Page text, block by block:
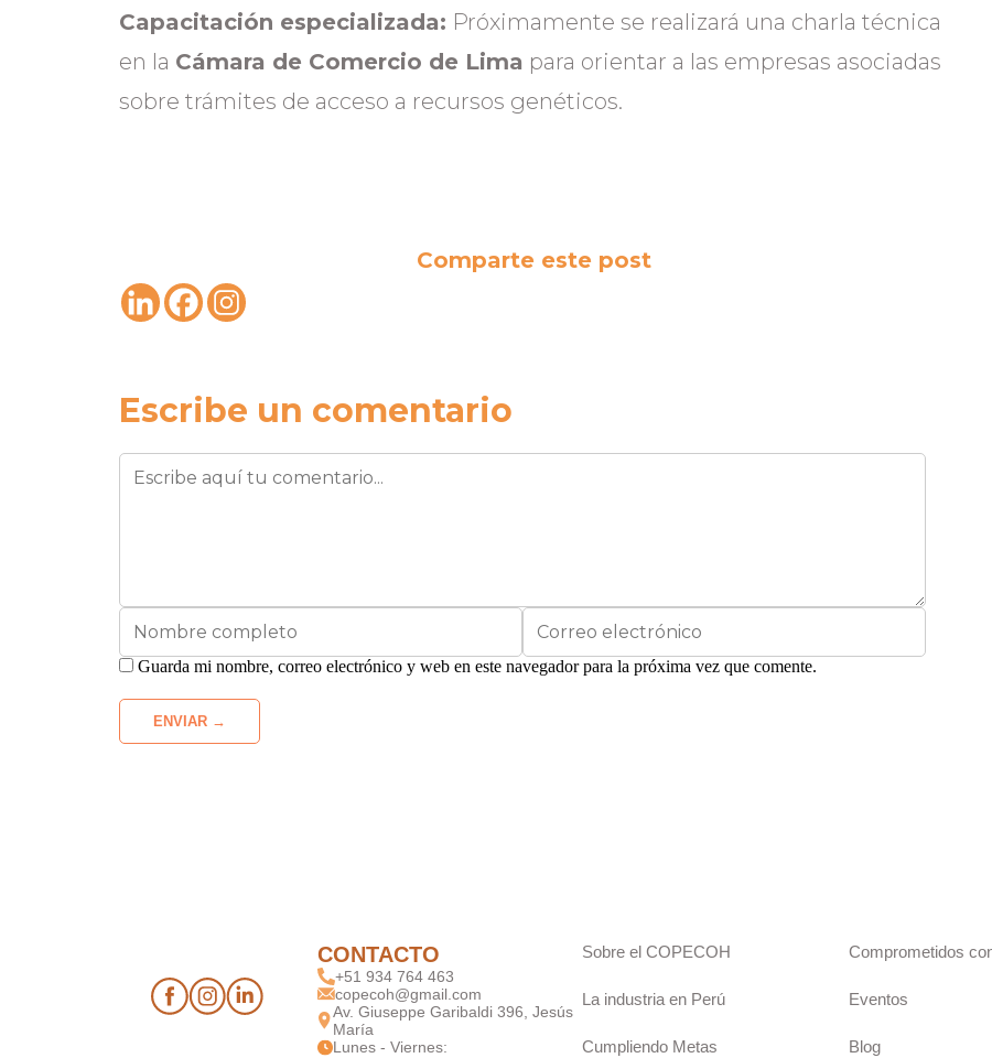
Capacitación especializada: Próximamente se realizará una charla técnica
en la Cámara de Comercio de Lima para orientar a las empresas asociadas
sobre trámites de acceso a recursos genéticos.
Comparte este post
Escribe un comentario
Guarda mi nombre, correo electrónico y web en este navegador para la próxima vez que comente.
CONTACTO
+51 934 764 463
copecoh@gmail.com
Av. Giuseppe Garibaldi 396, Jesús
María
Lunes - Viernes:
Sobre el COPECOH
La industria en Perú
Cumpliendo Metas
Comprometidos
Eventos
Blog